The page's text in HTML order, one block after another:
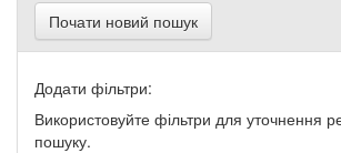
Почати новий пошук
Додати фільтри:
Використовуйте фільтри для уточнення
пошуку.